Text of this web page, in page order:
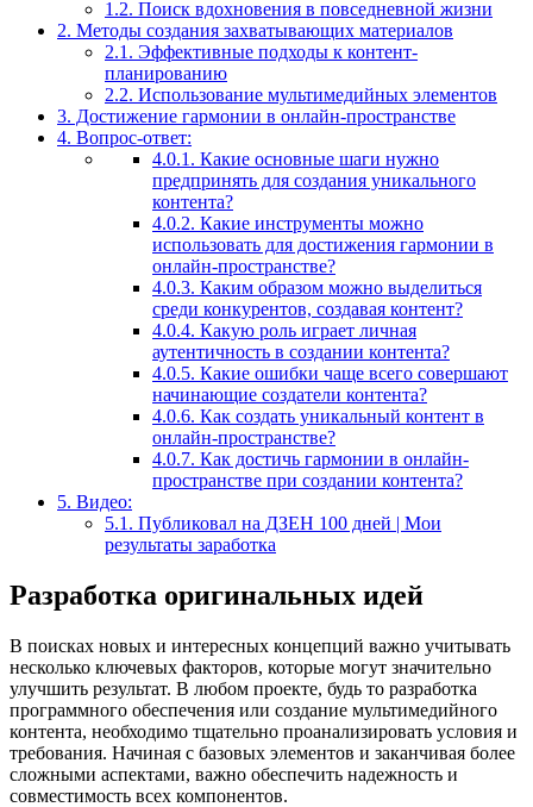
1.2. Поиск вдохновения в повседневной жизни
2. Методы создания захватывающих материалов
2.1. Эффективные подходы к контент-
планированию
2.2. Использование мультимедийных элементов
3. Достижение гармонии в онлайн-пространстве
4. Вопрос-ответ:
4.0.1. Какие основные шаги нужно
предпринять для создания уникального
контента?
4.0.2. Какие инструменты можно
использовать для достижения гармонии в
онлайн-пространстве?
4.0.3. Каким образом можно выделиться
среди конкурентов, создавая контент?
4.0.4. Какую роль играет личная
аутентичность в создании контента?
4.0.5. Какие ошибки чаще всего совершают
начинающие создатели контента?
4.0.6. Как создать уникальный контент в
онлайн-пространстве?
4.0.7. Как достичь гармонии в онлайн-
пространстве при создании контента?
5. Видео:
5.1. Публиковал на ДЗЕН 100 дней | Мои
результаты заработка
Разработка оригинальных идей
В поисках новых и интересных концепций важно учитывать
несколько ключевых факторов, которые могут значительно
улучшить результат. В любом проекте, будь то разработка
программного обеспечения или создание мультимедийного
контента, необходимо тщательно проанализировать условия и
требования. Начиная с базовых элементов и заканчивая более
сложными аспектами, важно обеспечить надежность и
совместимость всех компонентов.